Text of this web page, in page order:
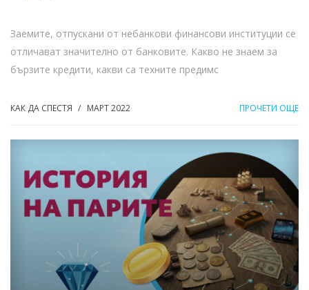
Заемите, отпускани от небанкови финансови институции се
отличават значително от банковите. Какво не знаем за
бързите кредити, какви са техните предимс
КАК ДА СПЕСТЯ / МАРТ 2022 ПРОЧЕТИ ОЩЕ